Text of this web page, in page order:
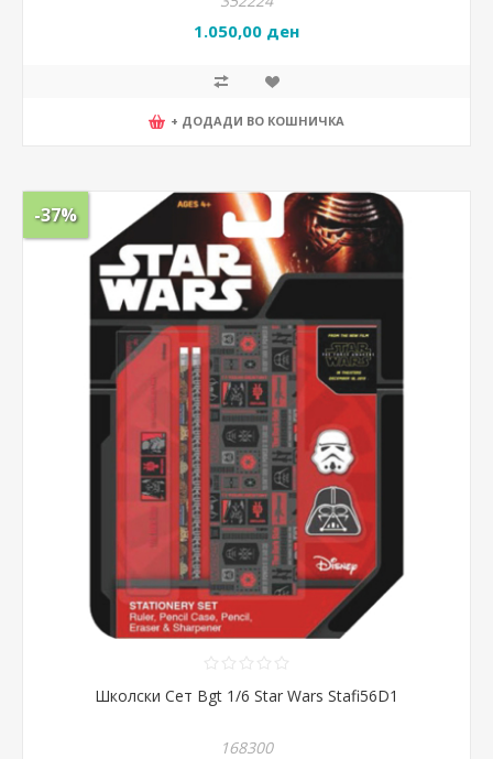
1.050,00 ден
+ ДОДАДИ ВО КОШНИЧКА
-37%
Школски Сет Bgt 1/6 Star Wars Stafi56D1
168300